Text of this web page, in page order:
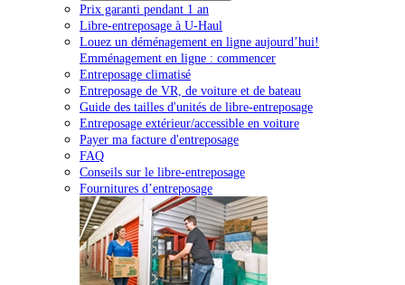
Prix garanti pendant 1 an
Libre-entreposage à U-Haul
Louez un déménagement en ligne aujourd’hui!
Emménagement en ligne : commencer
Entreposage climatisé
Entreposage de VR, de voiture et de bateau
Guide des tailles d'unités de libre-entreposage
Entreposage extérieur/accessible en voiture
Payer ma facture d'entreposage
FAQ
Conseils sur le libre-entreposage
Fournitures d’entreposage